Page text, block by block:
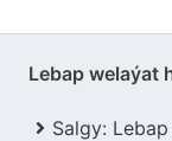
Lebap welaýat
Salgy: